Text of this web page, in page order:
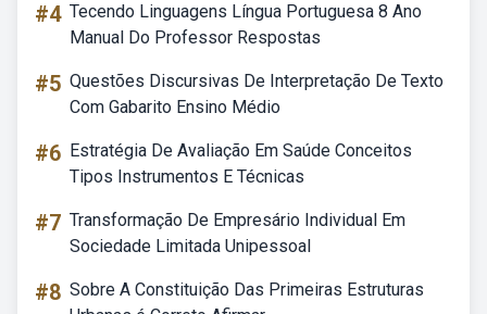
#4 Tecendo Linguagens Língua Portuguesa 8 Ano
Manual Do Professor Respostas
#5 Questões Discursivas De Interpretação De Texto
Com Gabarito Ensino Médio
#6 Estratégia De Avaliação Em Saúde Conceitos
Tipos Instrumentos E Técnicas
#7 Transformação De Empresário Individual Em
Sociedade Limitada Unipessoal
#8 Sobre A Constituição Das Primeiras Estruturas